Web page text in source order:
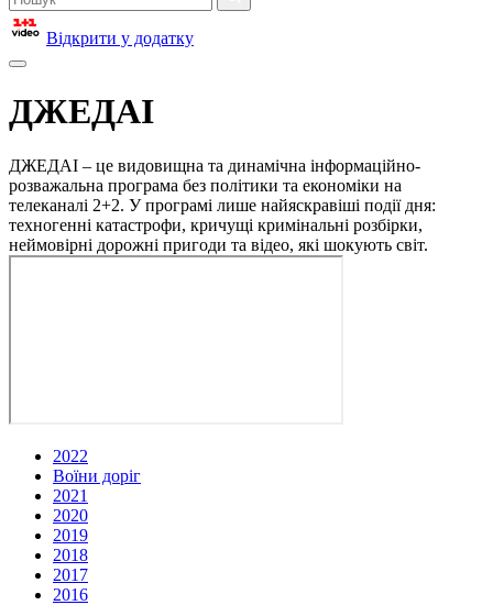
Відкрити у додатку
ДЖЕДАІ
ДЖЕДАІ – це видовищна та динамічна інформаційно-
розважальна програма без політики та економіки на
телеканалі 2+2. У програмі лише найяскравіші події дня:
техногенні катастрофи, кричущі кримінальні розбірки,
неймовірні дорожні пригоди та відео, які шокують світ.
2022
Воїни доріг
2021
2020
2019
2018
2017
2016